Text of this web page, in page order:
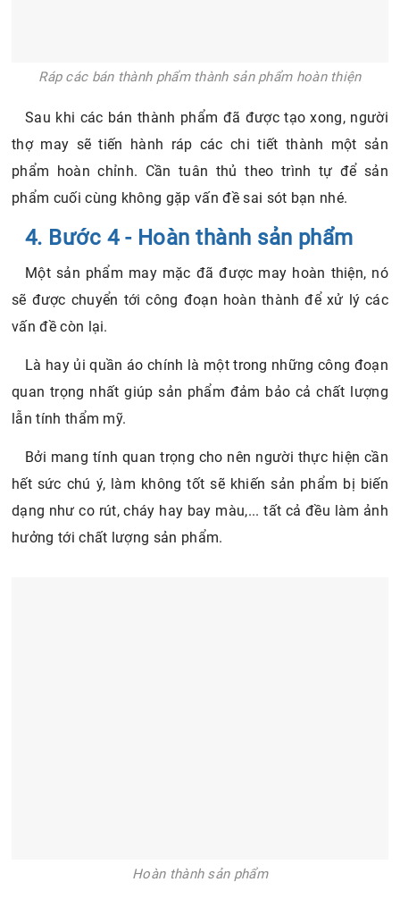
Ráp các bán thành phẩm thành sản phẩm hoàn thiện
Sau khi các bán thành phẩm đã được tạo xong, người
thợ may sẽ tiến hành ráp các chi tiết thành một sản
phẩm hoàn chỉnh. Cần tuân thủ theo trình tự để sản
phẩm cuối cùng không gặp vấn đề sai sót bạn nhé.
4. Bước 4 - Hoàn thành sản phẩm
Một sản phẩm may mặc đã được may hoàn thiện, nó
sẽ được chuyển tới công đoạn hoàn thành để xử lý các
vấn đề còn lại.
Là hay ủi quần áo chính là một trong những công đoạn
quan trọng nhất giúp sản phẩm đảm bảo cả chất lượng
lẫn tính thẩm mỹ.
Bởi mang tính quan trọng cho nên người thực hiện cần
hết sức chú ý, làm không tốt sẽ khiến sản phẩm bị biến
dạng như co rút, cháy hay bay màu,... tất cả đều làm ảnh
hưởng tới chất lượng sản phẩm.
khác nhau, bạn có thể thực hiện 1 trong những cách sau